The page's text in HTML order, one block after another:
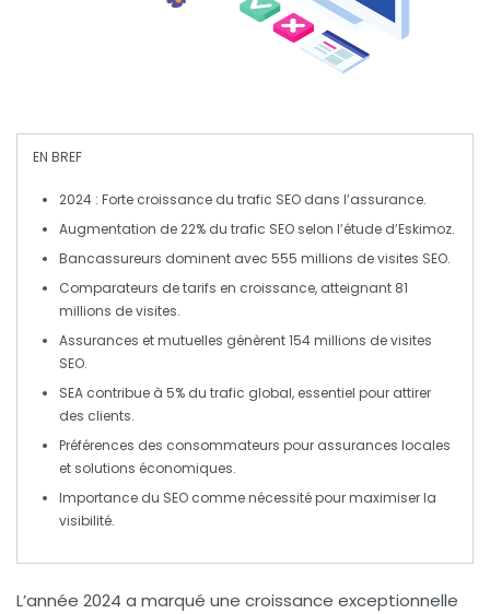
EN BREF
2024 : Forte croissance du trafic SEO dans l’assurance.
Augmentation de22% du trafic SEO selon l’étude d’Eskimoz.
Bancassureurs dominent avec 555 millions de visites SEO.
Comparateurs de tarifs en croissance, atteignant 81
millions de visites.
Assurances et mutuelles génèrent154 millions de visites
SEO.
SEA contribue à 5% du trafic global, essentiel pour attirer
des clients.
Préférences des consommateurs pour assurances locales
et solutions économiques.
Importance du SEO comme nécessité pour maximiser la
visibilité.
L’année 2024 a marqué une croissance exceptionnelle